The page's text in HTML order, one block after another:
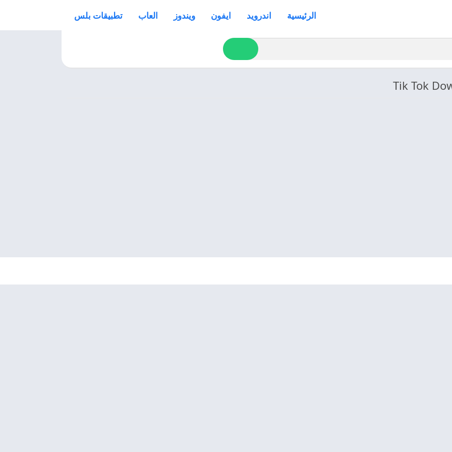
الرئيسية اندرويد ايفون ويندوز العاب تطبيقات بلس